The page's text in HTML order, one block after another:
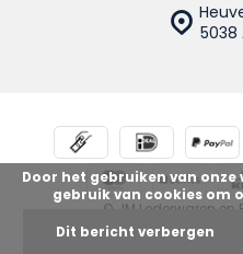
5038
© JM Lederwaren en
Door het gebruiken van
gebruik van cookies om
Dit bericht verbergen